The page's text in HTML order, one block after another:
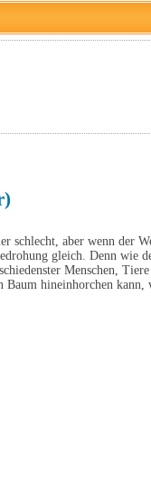
schlecht, aber wenn der
gleich. Denn wie
Menschen,
Baum hineinhorchen